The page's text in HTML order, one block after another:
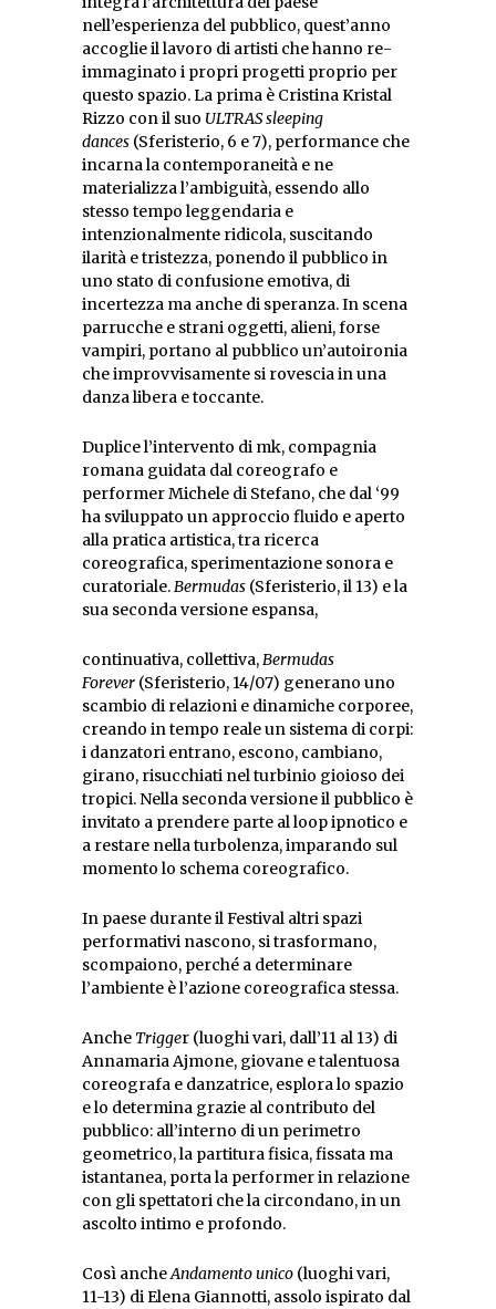
nell’esperienza del pubblico, quest’anno
accoglie il lavoro di artisti che hanno re-
immaginato i propri progetti proprio per
questo spazio. La prima è Cristina Kristal
Rizzo con il suo ULTRAS sleeping
dances (Sferisterio, 6 e 7), performance che
incarna la contemporaneità e ne
materializza l’ambiguità, essendo allo
stesso tempo leggendaria e
intenzionalmente ridicola, suscitando
ilarità e tristezza, ponendo il pubblico in
uno stato di confusione emotiva, di
incertezza ma anche di speranza. In scena
parrucche e strani oggetti, alieni, forse
vampiri, portano al pubblico un’autoironia
che improvvisamente si rovescia in una
danza libera e toccante.
Duplice l’intervento di mk, compagnia
romana guidata dal coreografo e
performer Michele di Stefano, che dal ‘99
ha sviluppato un approccio fluido e aperto
alla pratica artistica, tra ricerca
coreografica, sperimentazione sonora e
curatoriale.Bermudas (Sferisterio, il 13) e la
sua seconda versione espansa,
continuativa, collettiva,Bermudas
Forever (Sferisterio, 14/07) generano uno
scambio di relazioni e dinamiche corporee,
creando in tempo reale un sistema di corpi:
i danzatori entrano, escono, cambiano,
girano, risucchiati nel turbinio gioioso dei
tropici. Nella seconda versione il pubblico è
invitato a prendere parte al loop ipnotico e
a restare nella turbolenza, imparando sul
momento lo schema coreografico.
In paese durante il Festival altri spazi
performativi nascono, si trasformano,
scompaiono, perché a determinare
l’ambiente è l’azione coreografica stessa.
Anche Trigger (luoghi vari, dall’11 al 13) di
Annamaria Ajmone, giovane e talentuosa
coreografa e danzatrice, esplora lo spazio
e lo determina grazie al contributo del
pubblico: all’interno di un perimetro
geometrico, la partitura fisica, fissata ma
istantanea, porta la performer in relazione
con gli spettatori che la circondano, in un
ascolto intimo e profondo.
Così ancheAndamento unico (luoghi vari,
11-13) di Elena Giannotti, assolo ispirato dal